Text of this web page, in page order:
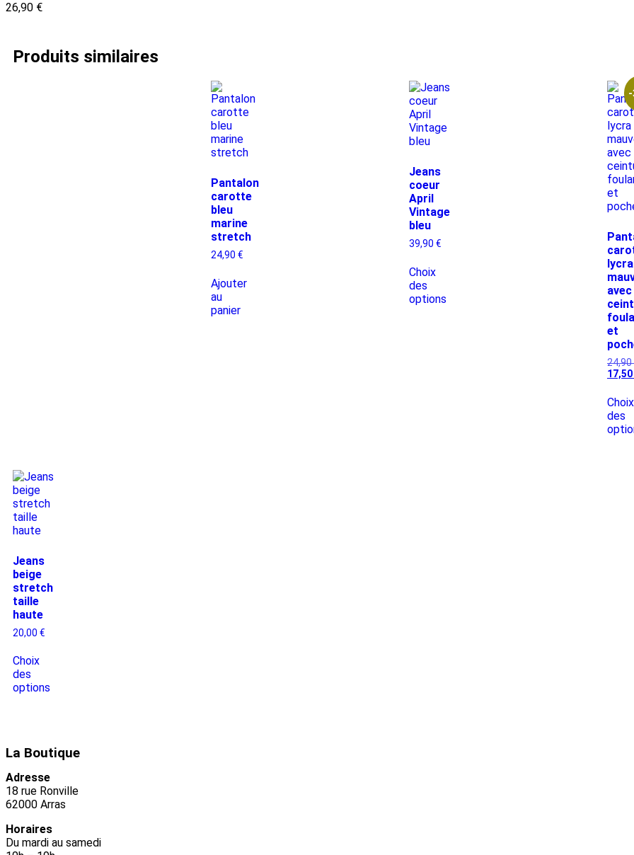
26,90 €
Produits similaires
Pantalon
carotte
bleu
marine
stretch
24,90 €
Ajouter
au
panier
Jeans
coeur
April
Vintage
bleu
39,90 €
Choix
des
options
-
lycra
avec
et
24,90
17,50
Choix
des
Jeans
beige
stretch
taille
haute
20,00 €
Choix
des
options
La Boutique
Adresse
18 rue Ronville
62000 Arras
Horaires
Du mardi au samedi